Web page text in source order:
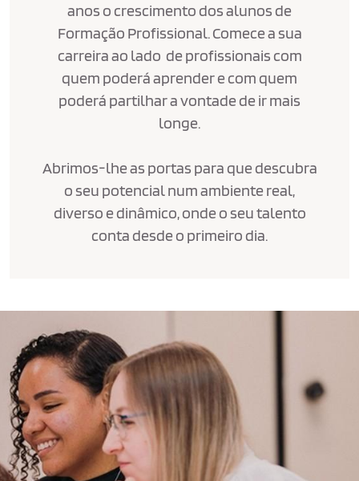
anos o crescimento dos alunos de
Formação Profissional. Comece a sua
carreira ao lado de profissionais com
quem poderá aprender e com quem
poderá partilhar a vontade de ir mais
longe.
Abrimos-lhe as portas para que descubra
o seu potencial num ambiente real,
diverso e dinâmico, onde o seu talento
conta desde o primeiro dia.